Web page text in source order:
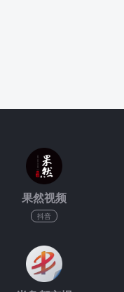
果然视频
抖音